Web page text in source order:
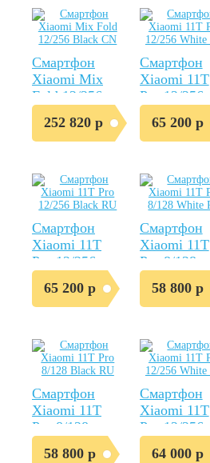
Смартфон
Xiaomi Mix
Fold 12/256
Black CN
252 820 р
Смартфон
Xiaomi 11T
Pro 12/256
White RU
65 200 р
Смартфон
Xiaomi 11T
Pro 12/256
Black RU
65 200 р
Смартфон
Xiaomi 11T
Pro 8/128
White RU
58 800 р
Смартфон
Xiaomi 11T
Pro 8/128
Black RU
58 800 р
Смартфон
Xiaomi 11T
Pro 12/256
White EU
64 000 р